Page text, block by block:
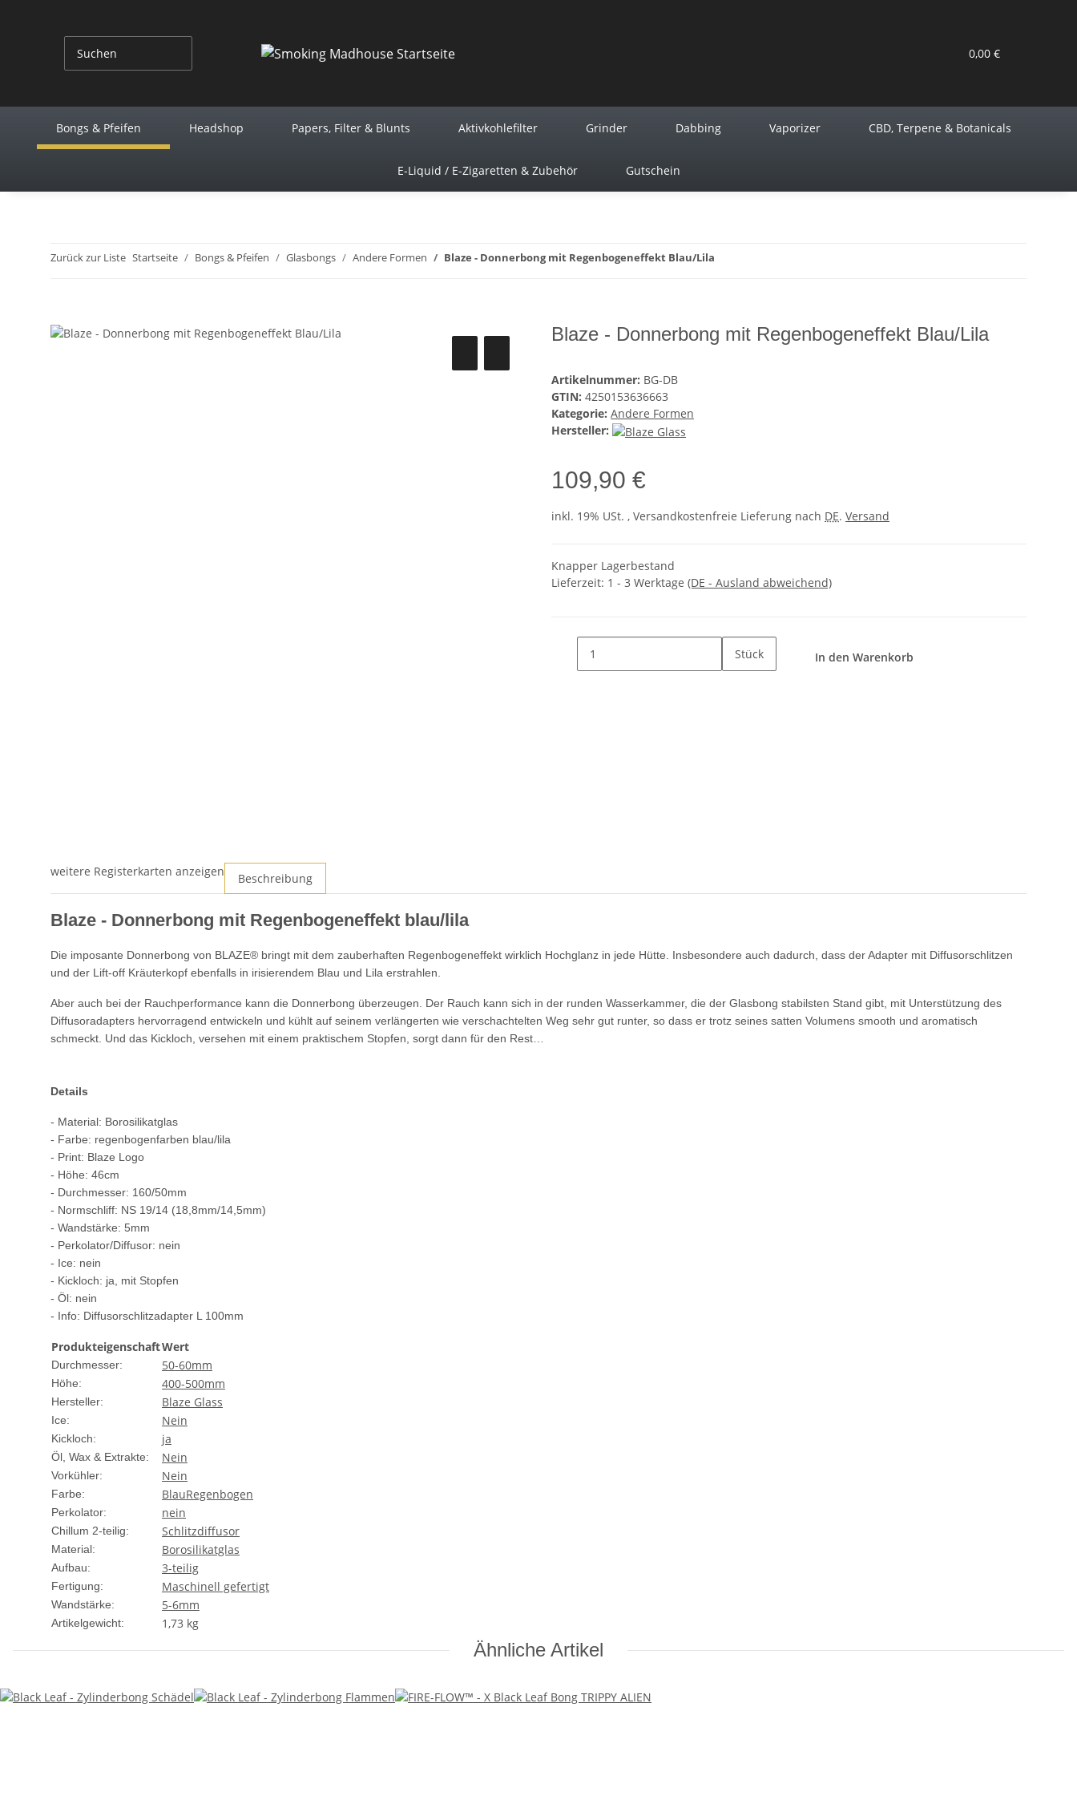
0,00 €
Bongs & Pfeifen Headshop Papers, Filter & Blunts Aktivkohlefilter Grinder Dabbing Vaporizer CBD, Terpene & Botanicals
E-Liquid / E-Zigaretten & Zubehör Gutschein
Zurück zur Liste Startseite Bongs & Pfeifen Glasbongs Andere Formen Blaze - Donnerbong mit Regenbogeneffekt Blau/Lila
Blaze - Donnerbong mit Regenbogeneffekt Blau/Lila
Artikelnummer: BG-DB
GTIN: 4250153636663
Kategorie: Andere Formen
Hersteller:
109,90 €
inkl. 19% USt. , Versandkostenfreie Lieferung nach DE. Versand
Knapper Lagerbestand
Lieferzeit: 1 - 3 Werktage (DE - Ausland abweichend)
Stück In den Warenkorb
weitere Registerkarten anzeigen Beschreibung
Blaze - Donnerbong mit Regenbogeneffekt blau/lila
Die imposante Donnerbong von BLAZE® bringt mit dem zauberhaften Regenbogeneffekt wirklich Hochglanz in jede Hütte. Insbesondere auch dadurch, dass der Adapter mit Diffusorschlitzen
und der Lift-off Kräuterkopf ebenfalls in irisierendem Blau und Lila erstrahlen.
Aber auch bei der Rauchperformance kann die Donnerbong überzeugen. Der Rauch kann sich in der runden Wasserkammer, die der Glasbong stabilsten Stand gibt, mit Unterstützung des
Diffusoradapters hervorragend entwickeln und kühlt auf seinem verlängerten wie verschachtelten Weg sehr gut runter, so dass er trotz seines satten Volumens smooth und aromatisch
schmeckt. Und das Kickloch, versehen mit einem praktischem Stopfen, sorgt dann für den Rest…
Details
- Material: Borosilikatglas
- Farbe: regenbogenfarben blau/lila
- Print: Blaze Logo
- Höhe: 46cm
- Durchmesser: 160/50mm
- Normschliff: NS 19/14 (18,8mm/14,5mm)
- Wandstärke: 5mm
- Perkolator/Diffusor: nein
- Ice: nein
- Kickloch: ja, mit Stopfen
- Öl: nein
- Info: Diffusorschlitzadapter L 100mm
ProdukteigenschaftWert
Durchmesser: 50-60mm
Höhe: 400-500mm
Hersteller: Blaze Glass
Ice: Nein
Kickloch: ja
Öl, Wax & Extrakte: Nein
Vorkühler: Nein
Farbe: BlauRegenbogen
Perkolator: nein
Chillum 2-teilig: Schlitzdiffusor
Material: Borosilikatglas
Aufbau: 3-teilig
Fertigung: Maschinell gefertigt
Wandstärke: 5-6mm
Artikelgewicht: 1,73 kg
Ähnliche Artikel